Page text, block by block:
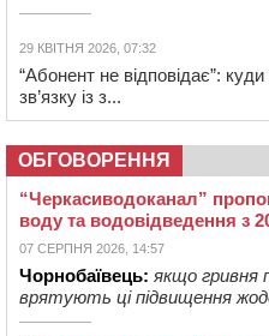
29 КВІТНЯ 2026, 07:32
“Абонент не відповідає”:
зв’язку із з...
ОБГОВОРЕННЯ
“Черкасиводоканал”
воду та водовідведення з
07 СЕРПНЯ 2026, 14:57
Чорнобаївець: якщо гривня
врятують ці підвищення